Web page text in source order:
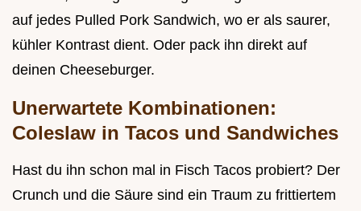
auf jedes Pulled Pork Sandwich, wo er als saurer,
kühler Kontrast dient. Oder pack ihn direkt auf
deinen Cheeseburger.
Unerwartete Kombinationen:
Coleslaw in Tacos und Sandwiches
Hast du ihn schon mal in Fisch Tacos probiert? Der
Crunch und die Säure sind ein Traum zu frittiertem